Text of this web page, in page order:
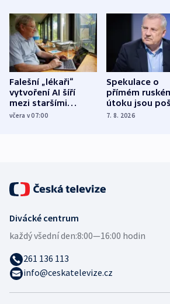
Falešní „lékaři“
vytvoření AI šíří
mezi staršími
Poláky nebezpečné
včera v 07:00
Spekulace o
přímém
útoku jsou
míní estonský
7. 8. 2026
Divácké centrum
každý všední den:8:00—16:00 hodin
261 136 113
info@ceskatelevize.cz